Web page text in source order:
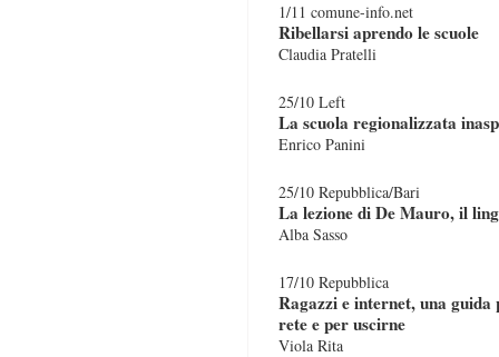
1/11 comune-info.net
Ribellarsi aprendo le scuole
Claudia Pratelli
25/10 Left
La scuola regionalizzata
Enrico Panini
25/10 Repubblica/Bari
La lezione di De Mauro, il
Alba Sasso
17/10 Repubblica
Ragazzi e internet, una
rete e per uscirne
Viola Rita